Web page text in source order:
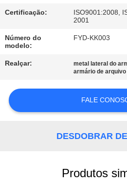
NOS
NOTÍCIA
UMAS
CITAÇÕES
Certificação:
ISO9001:2008,
2001
Número do
modelo:
FYD-KK003
Realçar: metal lateral do
armário de
FALE
DESDOBRAR
Produtos